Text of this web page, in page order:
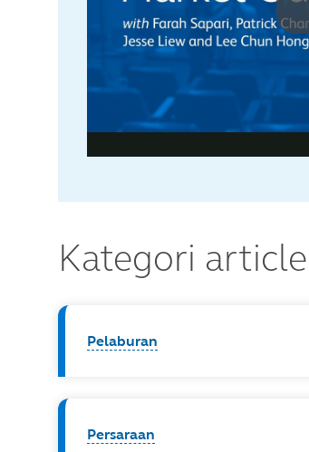
Kategori
Pelaburan
Persaraan